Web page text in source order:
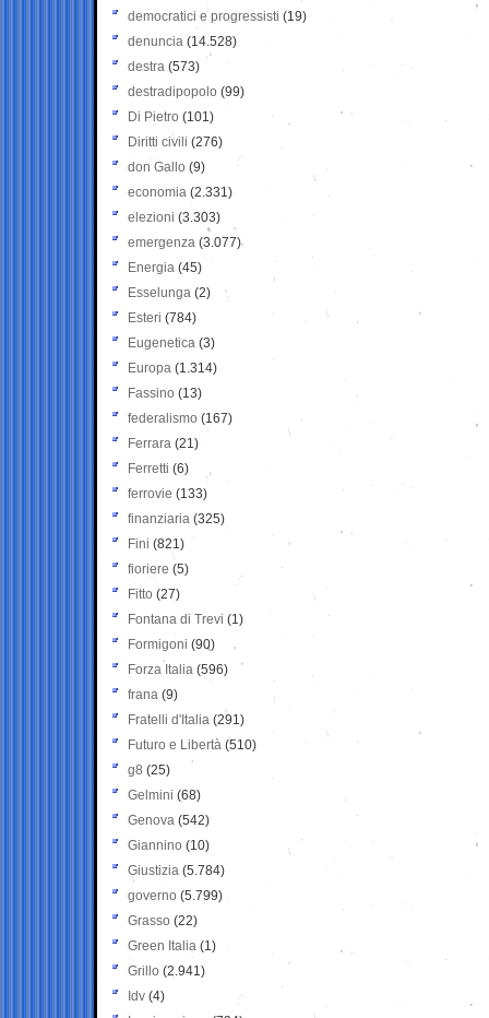
democratici e progressisti (19)
denuncia (14.528)
destra (573)
destradipopolo (99)
Di Pietro (101)
Diritti civili (276)
don Gallo (9)
economia (2.331)
elezioni (3.303)
emergenza (3.077)
Energia (45)
Esselunga (2)
Esteri (784)
Eugenetica (3)
Europa (1.314)
Fassino (13)
federalismo (167)
Ferrara (21)
Ferretti (6)
ferrovie (133)
finanziaria (325)
Fini (821)
fioriere (5)
Fitto (27)
Fontana di Trevi (1)
Formigoni (90)
Forza Italia (596)
frana (9)
Fratelli d'Italia (291)
Futuro e Libertà (510)
g8 (25)
Gelmini (68)
Genova (542)
Giannino (10)
Giustizia (5.784)
governo (5.799)
Grasso (22)
Green Italia (1)
Grillo (2.941)
Idv (4)